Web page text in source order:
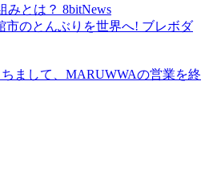
みとは？ 8bitNews
市のとんぶりを世界へ! ブレボダ
ちまして、MARUWWAの営業を終